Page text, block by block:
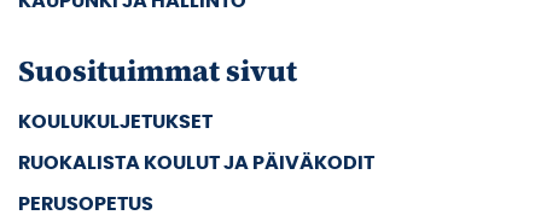
Suosituimmat sivut
KOULUKULJETUKSET
RUOKALISTA KOULUT JA PÄIVÄKODIT
PERUSOPETUS